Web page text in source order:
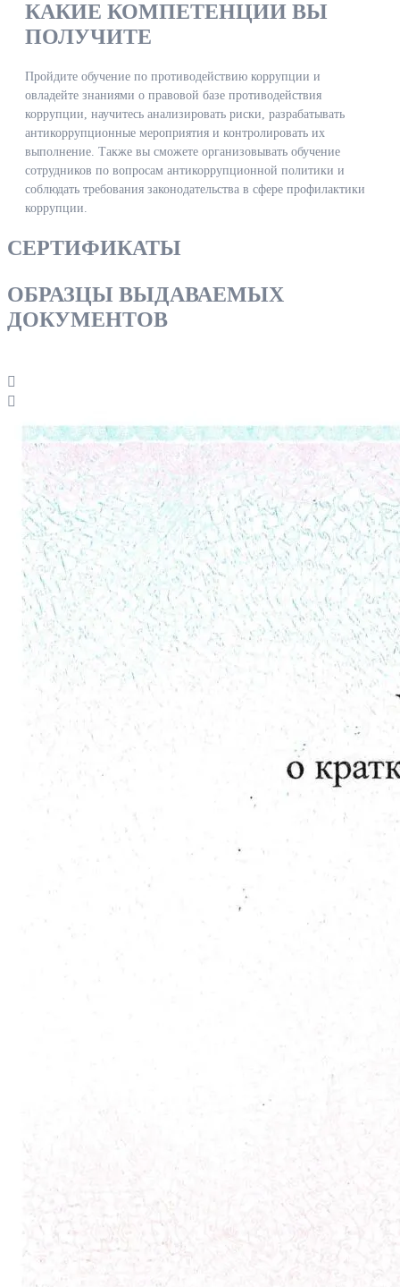
КАКИЕ КОМПЕТЕНЦИИ ВЫ
ПОЛУЧИТЕ
Пройдите обучение по противодействию коррупции и
овладейте знаниями о правовой базе противодействия
коррупции, научитесь анализировать риски, разрабатывать
антикоррупционные мероприятия и контролировать их
выполнение. Также вы сможете организовывать обучение
сотрудников по вопросам антикоррупционной политики и
соблюдать требования законодательства в сфере профилактики
коррупции.
СЕРТИФИКАТЫ
ОБРАЗЦЫ ВЫДАВАЕМЫХ
ДОКУМЕНТОВ